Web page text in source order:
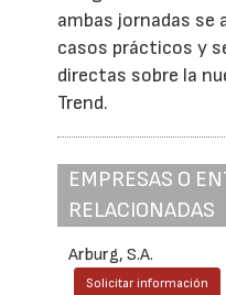
ambas jornadas se
casos prácticos y
directas sobre la
Trend.
EMPRESAS O
RELACIONADAS
Arburg, S.A.
Solicitar información